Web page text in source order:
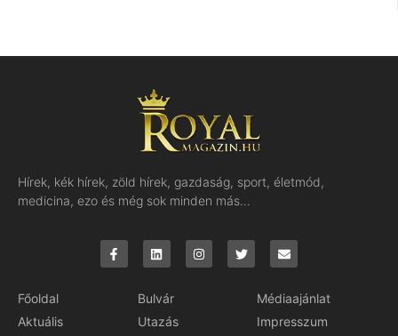
Hírek, kék hírek, zöld hírek, gazdaság, sport, életmód,
medicina, ezo és még sok minden más…
Főoldal
Aktuális
Bulvár
Utazás
Médiaajánlat
Impresszum